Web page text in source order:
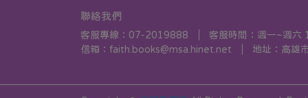
聯絡我們
客服專線：07-2019888
客服時間：週一~週
信箱：faith.books@msa.hinet.net
地址：高雄